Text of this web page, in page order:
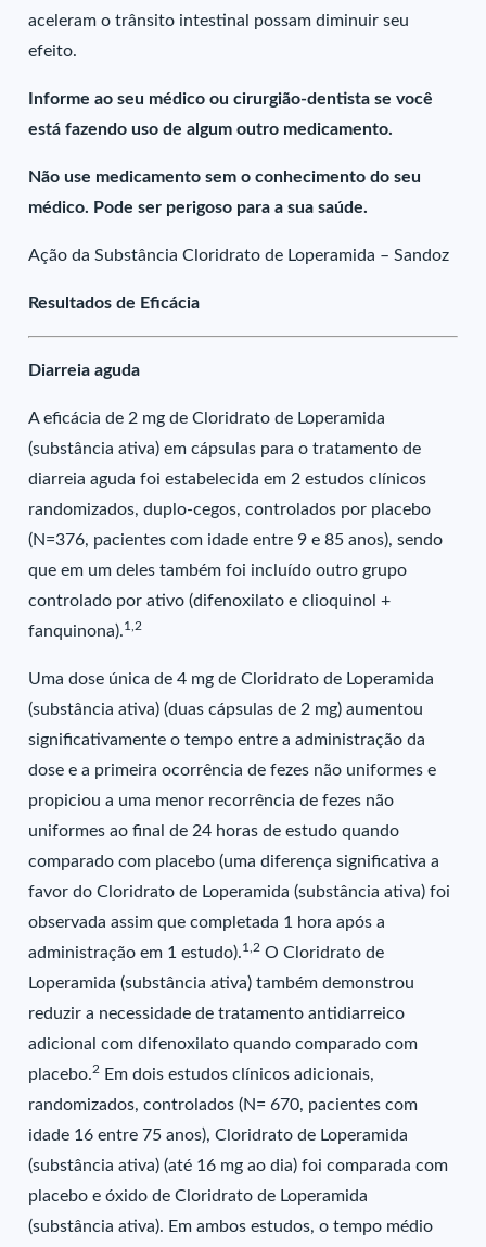
aceleram o trânsito intestinal possam diminuir seu
efeito.
Informe ao seu médico ou cirurgião-dentista se você
está fazendo uso de algum outro medicamento.
Não use medicamento sem o conhecimento do seu
médico. Pode ser perigoso para a sua saúde.
Ação da Substância Cloridrato de Loperamida – Sandoz
Resultados de Eficácia
Diarreia aguda
A eficácia de 2 mg de Cloridrato de Loperamida
(substância ativa) em cápsulas para o tratamento de
diarreia aguda foi estabelecida em 2 estudos clínicos
randomizados, duplo-cegos, controlados por placebo
(N=376, pacientes com idade entre 9 e 85 anos), sendo
que em um deles também foi incluído outro grupo
controlado por ativo (difenoxilato e clioquinol +
fanquinona).1,2
Uma dose única de 4 mg de Cloridrato de Loperamida
(substância ativa) (duas cápsulas de 2 mg) aumentou
significativamente o tempo entre a administração da
dose e a primeira ocorrência de fezes não uniformes e
propiciou a uma menor recorrência de fezes não
uniformes ao final de 24 horas de estudo quando
comparado com placebo (uma diferença significativa a
favor do Cloridrato de Loperamida (substância ativa) foi
observada assim que completada 1 hora após a
administração em 1 estudo).1,2 O Cloridrato de
Loperamida (substância ativa) também demonstrou
reduzir a necessidade de tratamento antidiarreico
adicional com difenoxilato quando comparado com
placebo.2
Em dois estudos clínicos adicionais,
randomizados, controlados (N= 670, pacientes com
idade 16 entre 75 anos), Cloridrato de Loperamida
(substância ativa) (até 16 mg ao dia) foi comparada com
placebo e óxido de Cloridrato de Loperamida
(substância ativa). Em ambos estudos, o tempo médio